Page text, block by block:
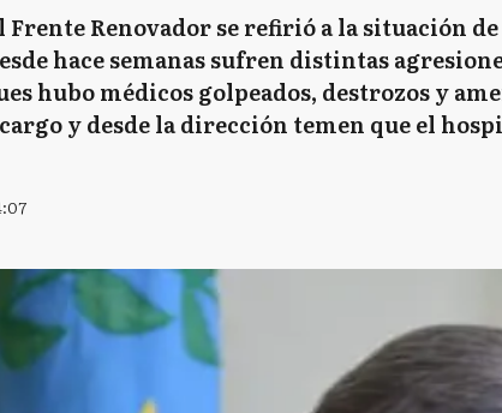
Renovador se refirió a la situación
hace semanas sufren distintas
hubo médicos golpeados, destrozos y
y desde la dirección temen que el